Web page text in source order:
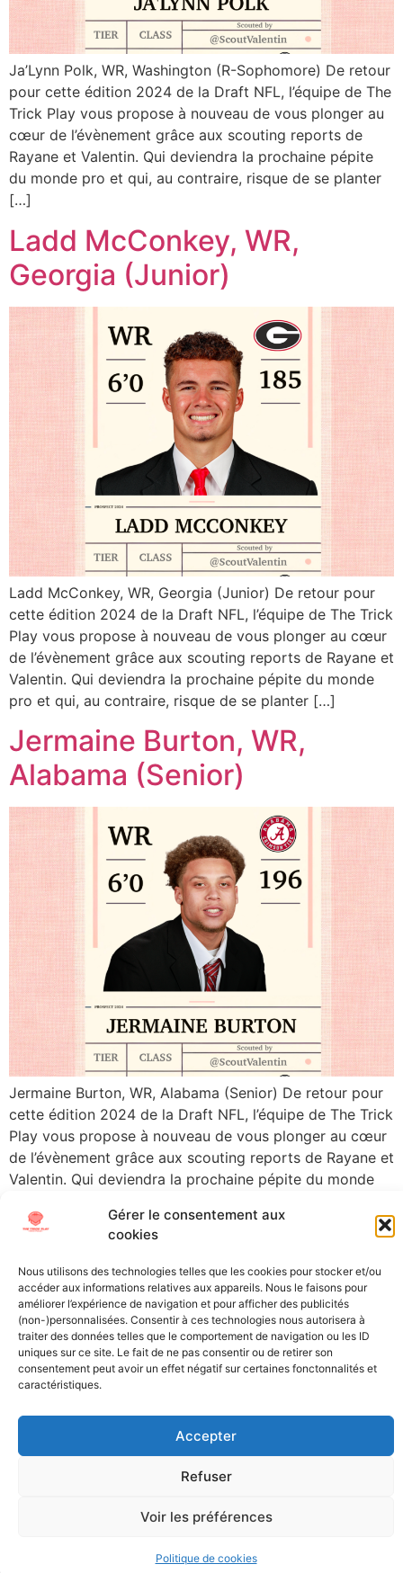
Gérer le consentement aux
cookies
Nous utilisons des technologies telles que les cookies pour stocker et/ou
accéder aux informations relatives aux appareils. Nous le faisons pour
améliorer l’expérience de navigation et pour afficher des publicités
(non-)personnalisées. Consentir à ces technologies nous autorisera à
traiter des données telles que le comportement de navigation ou les ID
uniques sur ce site. Le fait de ne pas consentir ou de retirer son
consentement peut avoir un effet négatif sur certaines fonctonnalités et
caractéristiques.
Accepter
Refuser
Voir les préférences
Politique de cookies
Ja’Lynn Polk, WR, Washington (R-Sophomore) De retour
pour cette édition 2024 de la Draft NFL, l’équipe de The
Trick Play vous propose à nouveau de vous plonger au
cœur de l’évènement grâce aux scouting reports de
Rayane et Valentin. Qui deviendra la prochaine pépite
du monde pro et qui, au contraire, risque de se planter
[…]
Ladd McConkey, WR,
Georgia (Junior)
Ladd McConkey, WR, Georgia (Junior) De retour pour
cette édition 2024 de la Draft NFL, l’équipe de The Trick
Play vous propose à nouveau de vous plonger au cœur
de l’évènement grâce aux scouting reports de Rayane et
Valentin. Qui deviendra la prochaine pépite du monde
pro et qui, au contraire, risque de se planter […]
Jermaine Burton, WR,
Alabama (Senior)
Jermaine Burton, WR, Alabama (Senior) De retour pour
cette édition 2024 de la Draft NFL, l’équipe de The Trick
Play vous propose à nouveau de vous plonger au cœur
de l’évènement grâce aux scouting reports de Rayane et
Valentin. Qui deviendra la prochaine pépite du monde
All Texts Rights Reserved © 2023
Tous les textes présents sur ce site sont protégés par les droits
d’auteur. Il est interdit de reproduire, distribuer ou utiliser de
quelque manière que ce soit ces éléments sans l’autorisation
expresse de leurs propriétaires.